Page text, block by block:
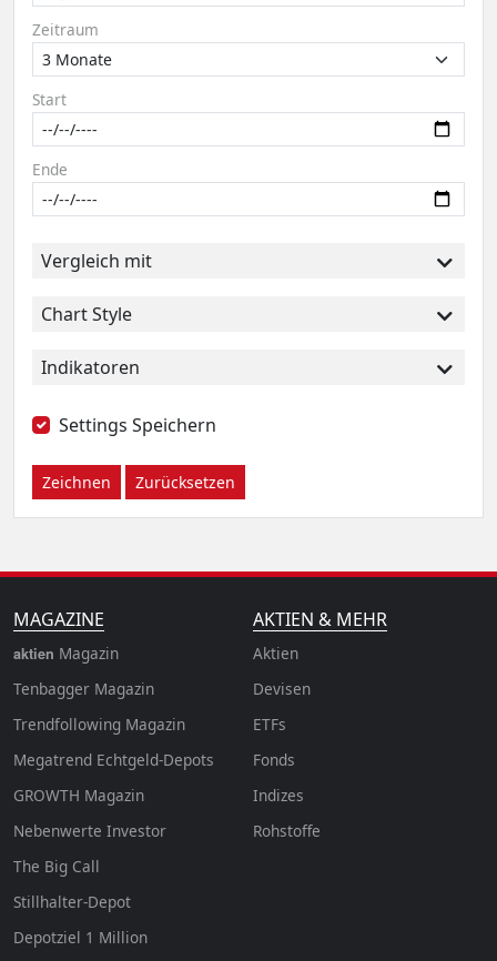
Zeitraum
Start
Ende
Vergleich mit
Chart Style
Indikatoren
Settings Speichern
Zeichnen Zurücksetzen
MAGAZINE
aktien Magazin
Tenbagger Magazin
Trendfollowing Magazin
Megatrend Echtgeld-Depots
GROWTH Magazin
Nebenwerte Investor
The Big Call
Stillhalter-Depot
Depotziel 1 Million
AKTIEN & MEHR
Aktien
Devisen
ETFs
Fonds
Indizes
Rohstoffe